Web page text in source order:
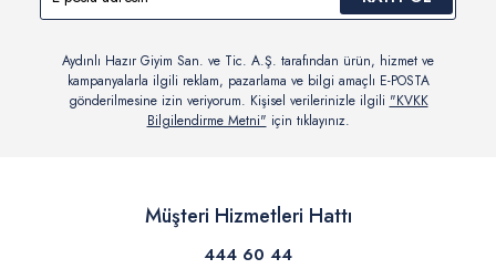
Aydınlı Hazır Giyim San. ve Tic. A.Ş. tarafından ürün, hizmet ve
kampanyalarla ilgili reklam, pazarlama ve bilgi amaçlı E-POSTA
gönderilmesine izin veriyorum. Kişisel verilerinizle ilgili "KVKK
Bilgilendirme Metni" için tıklayınız.
Müşteri Hizmetleri Hattı
444 60 44